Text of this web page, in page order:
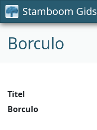
Stamboom Gids
Borculo
Titel
Borculo